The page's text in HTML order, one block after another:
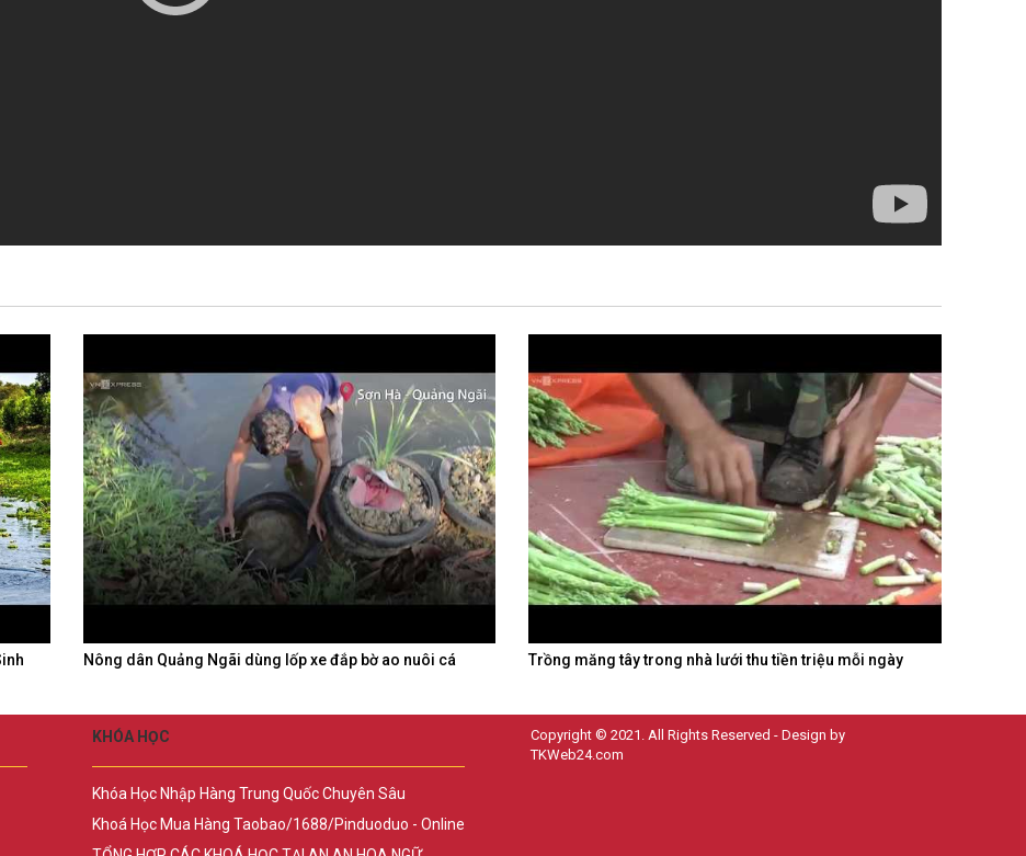
Nông dân Quảng Ngãi dùng lốp xe đắp bờ ao nuôi cá Trồng măng tây trong nhà lưới thu tiền triệu mỗi ngày
KHÓA HỌC
Khóa Học Nhập Hàng Trung Quốc Chuyên Sâu
Khoá Học Mua Hàng Taobao/1688/Pinduoduo - Online
Copyright © 2021. All Rights Reserved - Design by
TKWeb24.com